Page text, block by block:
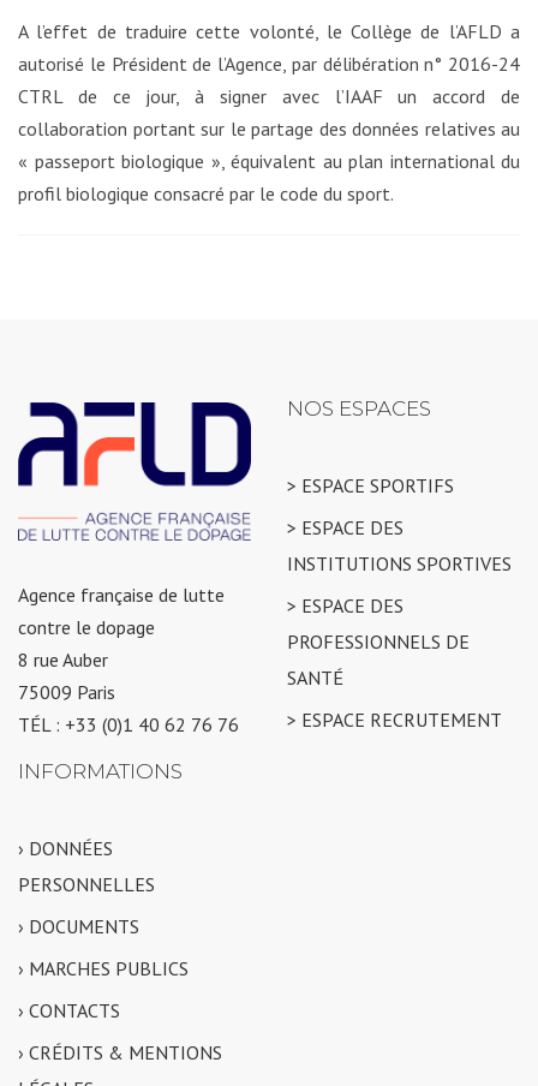
A l’effet de traduire cette volonté, le Collège de l’AFLD a
autorisé le Président de l’Agence, par délibération n° 2016-24
CTRL de ce jour, à signer avec l’IAAF un accord de
collaboration portant sur le partage des données relatives au
« passeport biologique », équivalent au plan international du
profil biologique consacré par le code du sport.
Agence française de lutte
contre le dopage
8 rue Auber
75009 Paris
TÉL : +33 (0)1 40 62 76 76
NOS ESPACES
> ESPACE SPORTIFS
> ESPACE DES
INSTITUTIONS SPORTIVES
> ESPACE DES
PROFESSIONNELS DE
SANTÉ
> ESPACE RECRUTEMENT
INFORMATIONS
› DONNÉES
PERSONNELLES
› DOCUMENTS
› MARCHES PUBLICS
› CONTACTS
› CRÉDITS & MENTIONS